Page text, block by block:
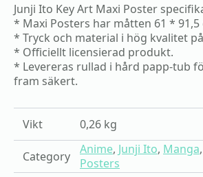
Junji Ito Key Art Maxi Poster
* Maxi Posters har måtten 61 * 91,5
* Tryck och material i hög kvalitet
* Officiellt licensierad produkt.
* Levereras rullad i hård papp-tub
fram säkert.
Vikt 0,26 kg
Category Anime, Junji Ito, Manga,
Posters